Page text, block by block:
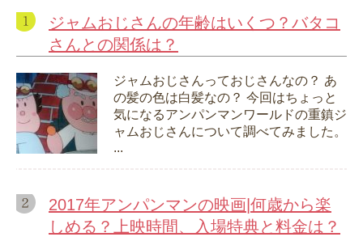
ジャムおじさんの年齢はいくつ？バタコ
さんとの関係は？
ジャムおじさんっておじさんなの？ あ
の髪の色は白髪なの？ 今回はちょっと
気になるアンパンマンワールドの重鎮ジ
ャムおじさんについて調べてみました。
...
2017年アンパンマンの映画|何歳から楽
しめる？上映時間、入場特典と料金は？